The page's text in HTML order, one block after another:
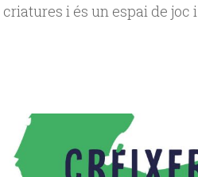
i és un espai de joc i